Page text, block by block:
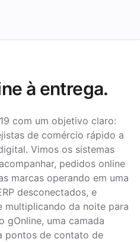
à entrega.
com um objetivo claro:
de comércio rápido a
Vimos os sistemas
pedidos online
marcas operando em uma
desconectados, e
multiplicando da noite para
gOnline, uma camada
pontos de contato de